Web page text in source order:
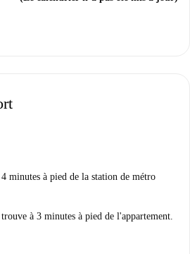
minutes à pied de la station de métro
à 3 minutes à pied de l'appartement.